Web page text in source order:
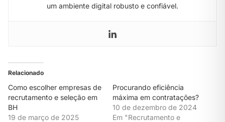
um ambiente digital robusto e confiável.
Relacionado
Como escolher empresas de
recrutamento e seleção em
BH
19 de março de 2025
Procurando eficiência
máxima em contratações?
10 de dezembro de 2024
Em "Recrutamento e